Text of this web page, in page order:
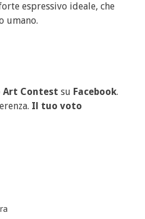
espressivo ideale, che
umano.
Art Contest su Facebook.
Il tuo voto